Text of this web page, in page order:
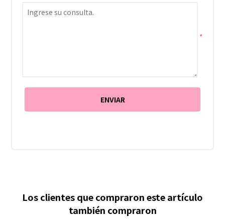
*
Los clientes que compraron este artículo
también compraron